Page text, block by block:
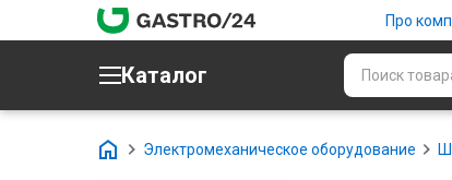
Про
Каталог
Электромеханическое оборудование